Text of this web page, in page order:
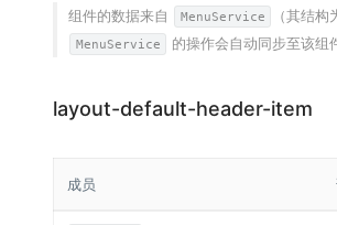
组件的数据来自 MenuService （其结构
MenuService 的操作会自动同步至该组
layout-default-header-item
成员